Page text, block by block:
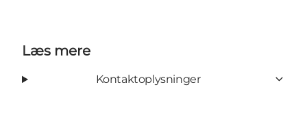
Læs mere
Kontaktoplysninger